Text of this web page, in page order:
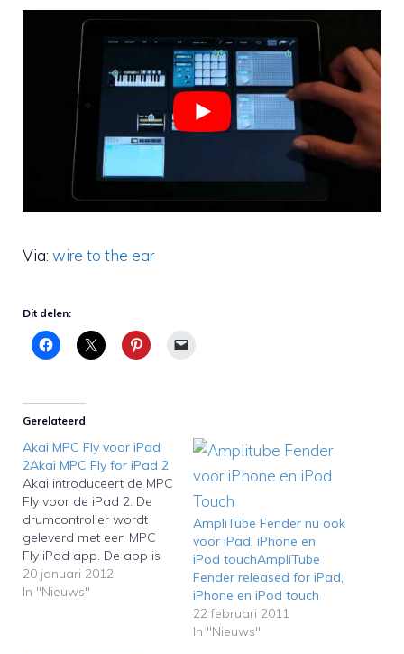
Via: wire to the ear
Dit delen:
Gerelateerd
Akai MPC Fly voor iPad
2Akai MPC Fly for iPad 2
Akai introduceert de MPC
Fly voor de iPad 2. De
drumcontroller wordt
geleverd met een MPC
Fly iPad app. De app is
ontwikkeld door
Retronyms, de makers
20 januari 2012
In "Nieuws"
AmpliTube Fender nu ook
voor iPad, iPhone en
iPod touchAmpliTube
Fender released for iPad,
iPhone en iPod touch
22 februari 2011
In "Nieuws"